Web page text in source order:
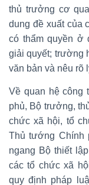
thủ trưởng cơ
dung đề xuất của
có thẩm quyền ở
giải quyết; trường
văn bản và nêu rõ
Về quan hệ công
phủ, Bộ trưởng,
chức xã hội, tổ
Thủ tướng Chính
ngang Bộ thiết
các tổ chức xã
quy định pháp